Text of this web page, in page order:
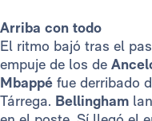
Arriba con todo
El ritmo bajó tras el
empuje de los de
Mbappé fue derribado
Tárrega. Bellingham